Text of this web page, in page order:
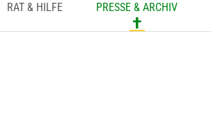
RAT & HILFE PRESSE & ARCHIV